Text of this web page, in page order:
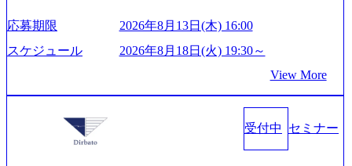
業界で新規事業戦略、成長戦略、PMI推進、業務改革等の幅
広いプロジェクトに従事 - 鈴木健仁氏：新卒でベイカレン
トに入社し最年少ディレクターを経てXspearに参画 - 梶田
案、人事組織テーマに強みを持ち、メディア・エンタメ業
界においてはDX戦略立案、NFT等の新規事業立案を得意と
する。 - 藏満 一馬氏：アクセンチュア出身。金融業界を中
心に、DX戦略策定、新規事業立案、組織変革、規制対応等
の幅広いプロジェクトを主導する。 - 天野 善仁氏：19卒Pw
スタイム制度を実施しており、月単位の決められた労働時
間の範囲内で、出社・退社の時刻を社員の自己裁量に委
ね、ワークライフバランスを図りながら効率的に働くこと
ができる 【休日】 土日祝休みの完全週休2日制 2025年度の
休暇は年間24日（4月1日入社の場合）で、入社日に付与さ
れます。 年次有給休暇の残日数は、翌年度に繰り越すこと
ができます。 慶弔休暇は、事由により取得可能日数は異な
リーなどが含まれており、幅広いニーズに対応 譲渡企業に
対しては完全成功報酬制を採用し、M&A以外の選択肢も尊
重する姿勢を持ち、将来の株価成長を取り込むスキームの
&A業界のリーディングカンパニーであり、領域にこだわら
ず幅広い案件に携わりながら自己成長とキャリアの挑戦が
可能 M&Aセンター出身者3名がメインメンバーであり、経
験豊富なアドバイザーと共に働くことで、M&Aや財務アド
バイザリーなどの専門知識を獲得し、キャリアを発展させ
応募期限
2026年8月13日(木) 16:00
スケジュール
2026年8月18日(火) 19:30～
View More
受付中 セミナー